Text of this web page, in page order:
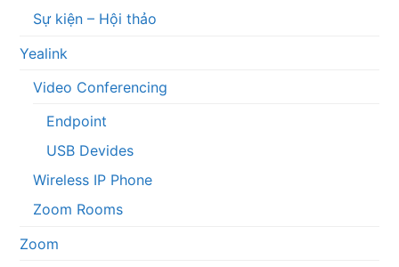
Sự kiện – Hội thảo
Yealink
Video Conferencing
Endpoint
USB Devides
Wireless IP Phone
Zoom Rooms
Zoom